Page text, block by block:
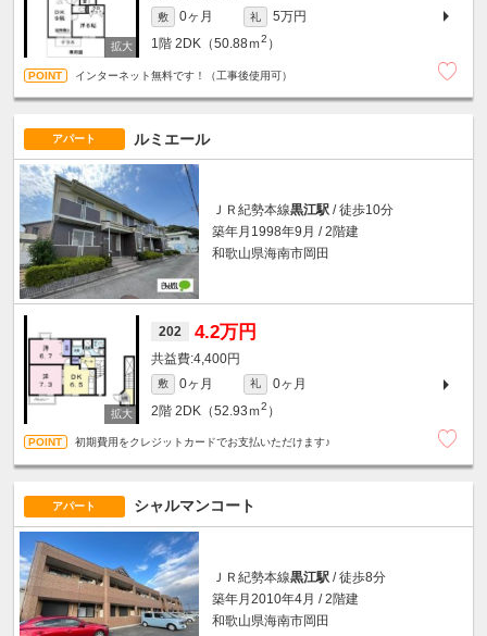
敷 0ヶ月 礼
5万円
1階 2DK（50.88ｍ2 ）
インターネット無料です！（工事後使用可）
アパート ルミエール
ＪＲ紀勢本線黒江駅 / 徒歩10分
築年月1998年9月 / 2階建
和歌山県海南市岡田
202 4.2万円
4,400円
敷 0ヶ月 礼
0ヶ月
2階 2DK（52.93ｍ2 ）
初期費用をクレジットカードでお支払いただけます♪
アパート シャルマンコート
ＪＲ紀勢本線黒江駅 / 徒歩8分
築年月2010年4月 / 2階建
和歌山県海南市岡田